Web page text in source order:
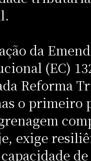
da
(EC)
Reforma
o primeiro
exige
de